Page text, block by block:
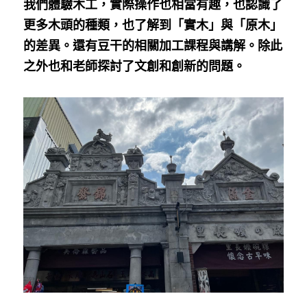
我們體驗木工，實際操作也相當有趣，也認識了
更多木頭的種類，也了解到「實木」與「原木」
的差異。還有豆干的相關加工課程與講解。除此
之外也和老師探討了文創和創新的問題。